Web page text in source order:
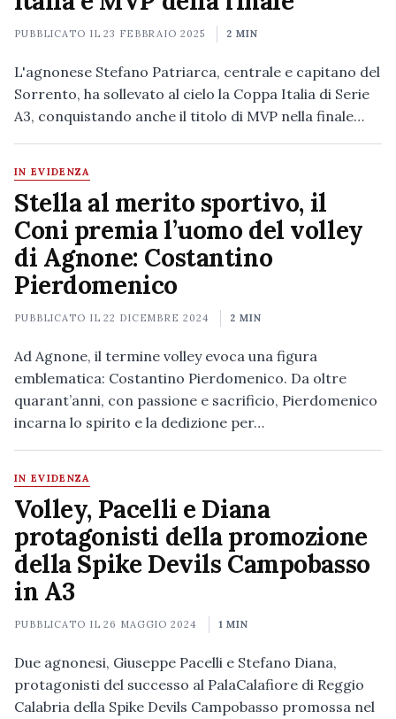
PUBBLICATO IL23 FEBBRAIO 2025 2 MIN
L'agnonese Stefano Patriarca, centrale e capitano del
Sorrento, ha sollevato al cielo la Coppa Italia di Serie
A3, conquistando anche il titolo di MVP nella finale…
IN EVIDENZA
Stella al merito sportivo, il
Coni premia l’uomo del volley
di Agnone: Costantino
Pierdomenico
PUBBLICATO IL22 DICEMBRE 2024 2 MIN
Ad Agnone, il termine volley evoca una figura
emblematica: Costantino Pierdomenico. Da oltre
quarant’anni, con passione e sacrificio, Pierdomenico
incarna lo spirito e la dedizione per…
IN EVIDENZA
Volley, Pacelli e Diana
protagonisti della promozione
della Spike Devils Campobasso
in A3
PUBBLICATO IL26 MAGGIO 2024 1 MIN
Due agnonesi, Giuseppe Pacelli e Stefano Diana,
protagonisti del successo al PalaCalafiore di Reggio
Calabria della Spike Devils Campobasso promossa nel